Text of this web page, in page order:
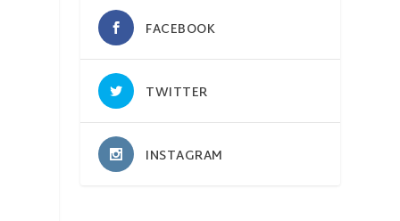
FACEBOOK
TWITTER
INSTAGRAM